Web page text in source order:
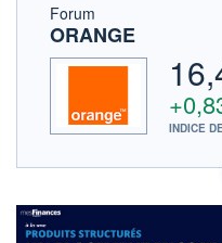
Forum
ORANGE
INDICE
EURONEXT PARIS
Politique d'exécution
Cotation sur les autres